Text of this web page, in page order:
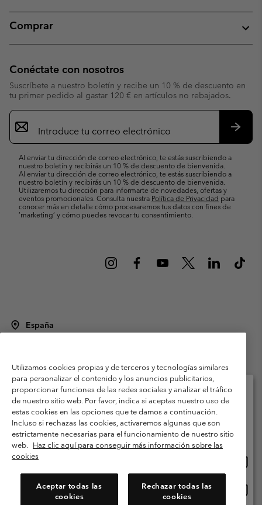
Comprar
Conéctate con nosotros
Suscríbete a nuestro boletín y recibe un 10 % de descuento en
tu primer pedido al gastar 120 € en artículos no rebajados.
Suscripción
de
correo
Al enviar tu dirección de correo electrónico, te estás suscribiendo a
nuestro boletín y recibirás un 10 % de descuento de bienvenida.
Al enviar tu dirección de correo electrónico, te estás suscribiendo a
nuestro boletín y recibirás un 10 % de descuento de bienvenida.
Utilizaremos tu dirección para informarte de novedades, ofertas y
eventos promocionales. Consulta nuestra Política de Privacidad para
conocer más en detalle cómo procesaremos tus datos con fines de
’marketing’ y cómo puedes revocar tu consentimiento.
España
Condiciones de uso
Terminos de Venta
Garantía
Política de Privacidad
Términos y condiciones del programa de miembros
Términos De Uso Del Contenido Generado Por Los Usuarios
Impressum
Cookies Public CBCR
Utilizamos cookies propias y de terceros y tecnologías similares
para personalizar el contenido y los anuncios publicitarios,
proporcionar funciones de las redes sociales y analizar el tráfico
de nuestro sitio web. Por favor, indica si aceptas nuestro uso de
estas cookies en las opciones que te damos a continuación.
Incluso si rechazas las cookies, activaremos algunas que son
estrictamente necesarias para el funcionamiento de nuestro sitio
web. Haz clic aquí para conseguir más información sobre las
cookies
Aceptar todas las
cookies
Rechazar todas las
cookies
Selecciona tu país e idioma envío
Compras en línea disponibles
línea
España